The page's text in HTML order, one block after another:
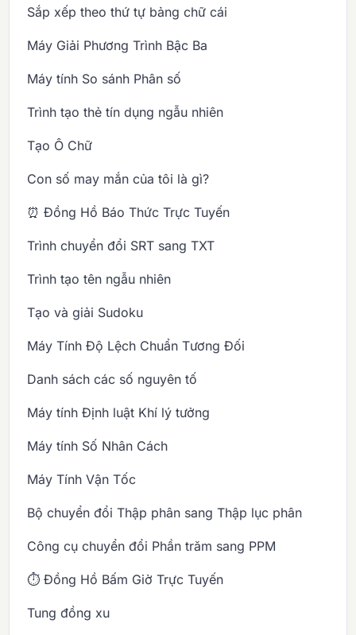
Sắp xếp theo thứ tự bảng chữ cái
Máy Giải Phương Trình Bậc Ba
Máy tính So sánh Phân số
Trình tạo thẻ tín dụng ngẫu nhiên
Tạo Ô Chữ
Con số may mắn của tôi là gì?
⏰ Đồng Hồ Báo Thức Trực Tuyến
Trình chuyển đổi SRT sang TXT
Trình tạo tên ngẫu nhiên
Tạo và giải Sudoku
Máy Tính Độ Lệch Chuẩn Tương Đối
Danh sách các số nguyên tố
Máy tính Định luật Khí lý tưởng
Máy tính Số Nhân Cách
Máy Tính Vận Tốc
Bộ chuyển đổi Thập phân sang Thập lục phân
Công cụ chuyển đổi Phần trăm sang PPM
⏱️ Đồng Hồ Bấm Giờ Trực Tuyến
Tung đồng xu